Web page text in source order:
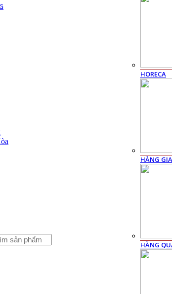
HORECA
HÀNG
HÀNG